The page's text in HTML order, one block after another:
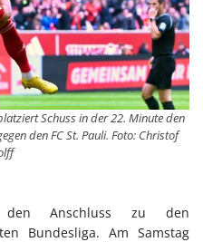
Schuss in der 22. Minute den
den FC St. Pauli. Foto: Christof
Anschluss zu den
Bundesliga. Am Samstag